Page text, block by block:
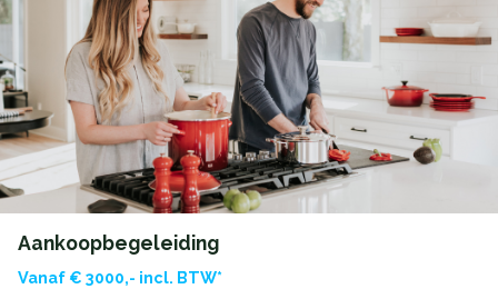
Aankoopbegeleiding
Vanaf € 3000,- incl. BTW*